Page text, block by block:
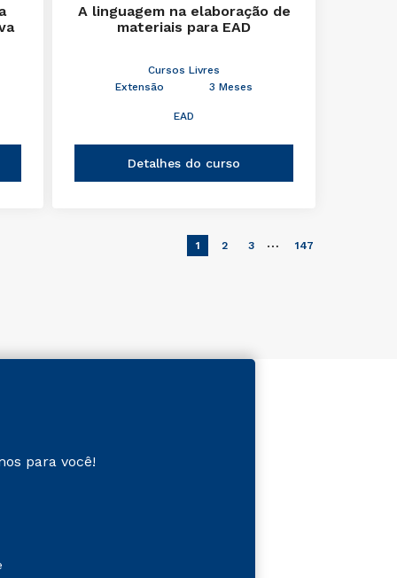
A linguagem na elaboração de
materiais para EAD
Cursos Livres
Extensão
3 Meses
EAD
Detalhes do curso
1 2 3 … 147
para você!